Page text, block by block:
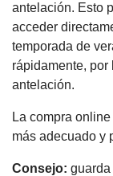
antelación. Esto
acceder
temporada de
rápidamente, por
antelación.
La compra
más adecuado y
Consejo: